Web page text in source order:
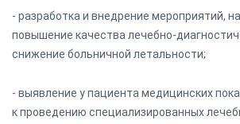
- разработка и внедрение мероприятий,
повышение качества лечебно-
снижение больничной летальности;
- выявление у пациента медицинских
к проведению специализированных